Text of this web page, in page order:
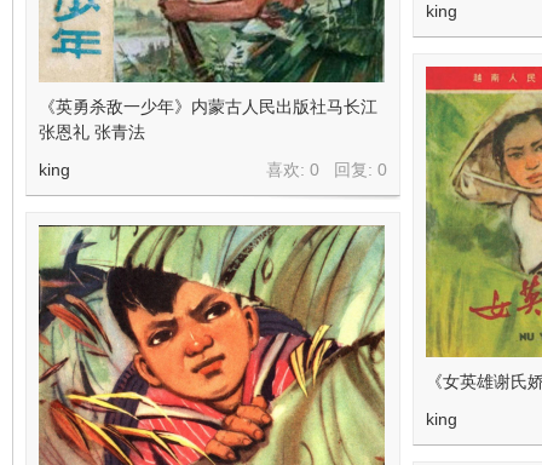
king
《英勇杀敌一少年》内蒙古人民出版社马长江
张恩礼 张青法
喜欢: 0 回复: 0
king
《女英雄谢氏
king